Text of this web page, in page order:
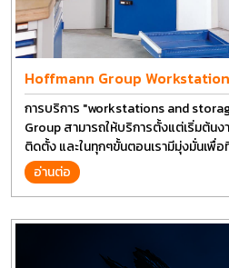
Hoffmann Group
การบริการ "workstations and
Group สามารถให้บริการตั้งแต่เริ่มต้น
ติดตั้ง และในทุกๆขั้นตอนเรามีมุ่งมั่นเ
การที่งานที่ดีที่สุด บนต้นทุนที่ดีที่สุดเช่นกัน
อ่านต่อ